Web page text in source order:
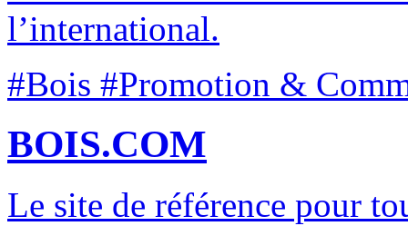
l’international.
#Bois #Promotion &
BOIS.COM
Le site de référence pour